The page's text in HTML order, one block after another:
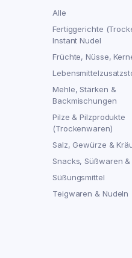
Alle
Fertiggerichte
Instant Nudel
Früchte, Nüsse,
Mehle, Stärken &
Backmischungen
Pilze & Pilzprodukte
(Trockenwaren)
Salz, Gewürze &
Snacks, Süßwaren &
Süßungsmittel
Teigwaren & Nudeln